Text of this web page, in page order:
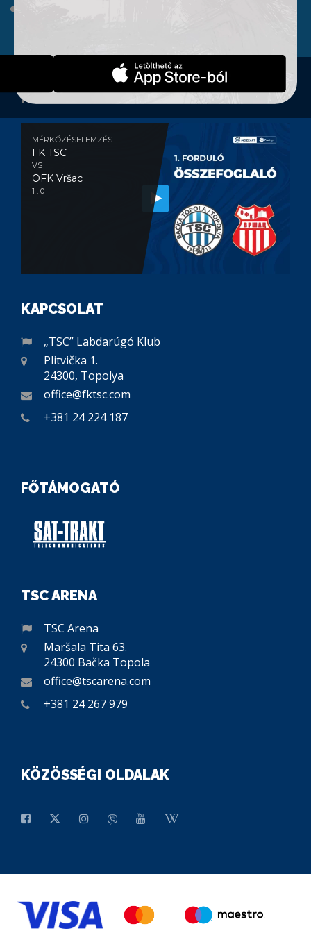
MÉRKŐZÉSELEMZÉS
MÉRKŐZÉSELEMZÉS
FK TSC
VS
OFK Vršac
1 : 0
KAPCSOLAT
„TSC” Labdarúgó Klub
Plitvička 1.
24300, Topolya
office@fktsc.com
+381 24 224 187
FŐTÁMOGATÓ
TSC ARENA
TSC Arena
Maršala Tita 63.
24300 Bačka Topola
office@tscarena.com
+381 24 267 979
KÖZÖSSÉGI OLDALAK